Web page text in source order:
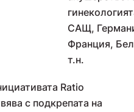
САЩ,
Франция,
т.н.
Ratio
с подкрепата на